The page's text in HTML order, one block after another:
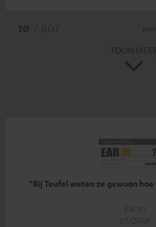
"Bij Teufel weten ze gewoon
Ear In
01/2018